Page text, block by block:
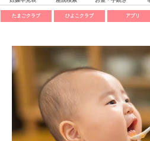
たまごクラブ ひよこクラブ アプリ